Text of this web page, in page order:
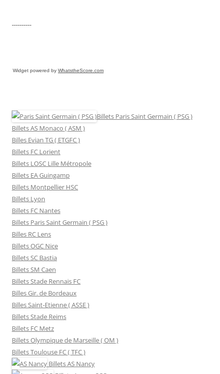
----------
Widget powered by WhatstheScore.com
Billets Paris Saint Germain ( PSG )
Billets AS Monaco ( ASM )
Billes Evian TG ( ETGFC )
Billets FC Lorient
Billets LOSC Lille Métropole
Billets EA Guingamp
Billets Montpellier HSC
Billets Lyon
Billets FC Nantes
Billets Paris Saint Germain ( PSG )
Billes RC Lens
Billets OGC Nice
Billets SC Bastia
Billets SM Caen
Billets Stade Rennais FC
Billes Gir. de Bordeaux
Billes Saint-Etienne ( ASSE )
Billets Stade Reims
Billets FC Metz
Billets Olympique de Marseille ( OM )
Billets Toulouse FC ( TFC )
BilletsAS Nancy